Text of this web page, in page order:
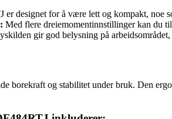
designet for å være lett og kompakt, noe
Med flere dreiemomentinnstillinger kan du
gir god belysning på
borekraft og stabilitet under bruk. Den